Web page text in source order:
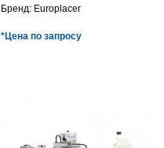
Бренд: Europlacer
*Цена по запросу